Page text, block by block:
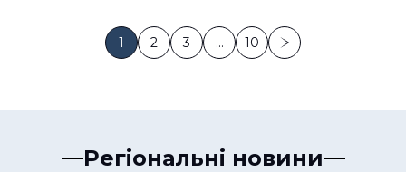
1 2 3 … 10
Регіональні новини